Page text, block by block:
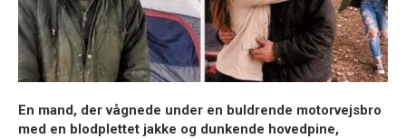
En mand, der vågnede under en buldrende motorvejsbro
med en blodplettet jakke og dunkende hovedpine,